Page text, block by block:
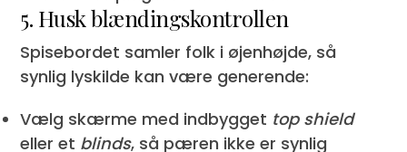
5. Husk blændingskontrollen
Spisebordet samler folk i øjenhøjde, så
synlig lyskilde kan være generende:
Vælg skærme med indbygget top shield
eller et blinds, så pæren ikke er synlig